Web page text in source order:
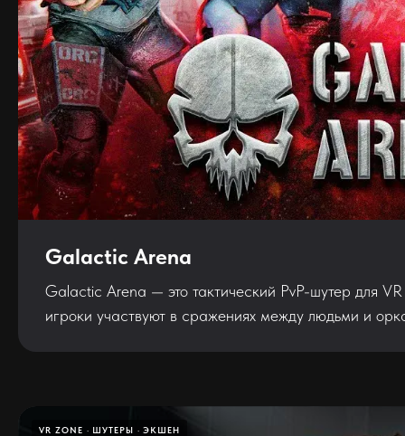
Galactic Arena
Galactic Arena — это тактический PvP-шутер для
игроки участвуют в сражениях между людьми и
VR ZONE ШУТЕРЫ ЭКШЕН